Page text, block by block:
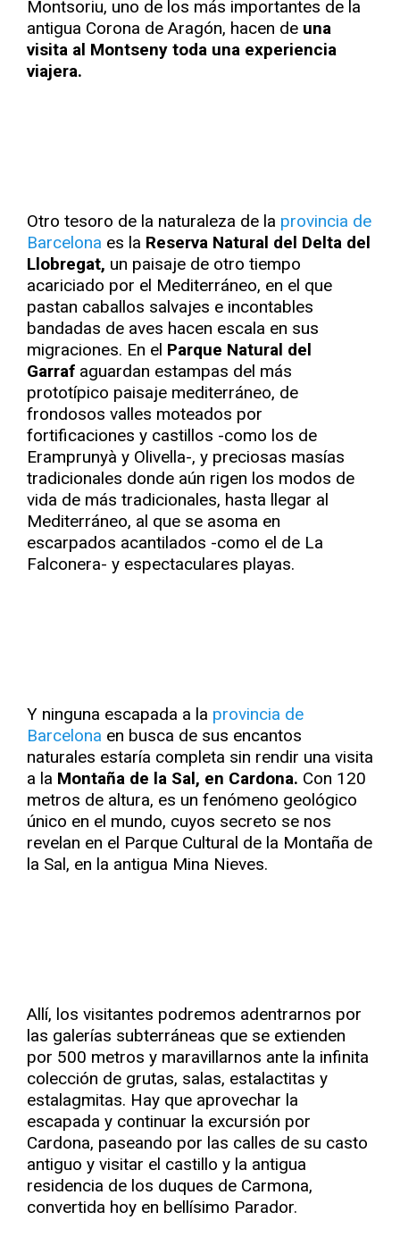
Montsoriu, uno de los más importantes de la
antigua Corona de Aragón, hacen de una
visita al Montseny toda una experiencia
viajera.
Otro tesoro de la naturaleza de la provincia de
Barcelona es la Reserva Natural del Delta del
Llobregat, un paisaje de otro tiempo
acariciado por el Mediterráneo, en el que
pastan caballos salvajes e incontables
bandadas de aves hacen escala en sus
migraciones. En el Parque Natural del
Garraf aguardan estampas del más
prototípico paisaje mediterráneo, de
frondosos valles moteados por
fortificaciones y castillos -como los de
Eramprunyà y Olivella-, y preciosas masías
tradicionales donde aún rigen los modos de
vida de más tradicionales, hasta llegar al
Mediterráneo, al que se asoma en
escarpados acantilados -como el de La
Falconera- y espectaculares playas.
Y ninguna escapada a la provincia de
Barcelona en busca de sus encantos
naturales estaría completa sin rendir una visita
a la Montaña de la Sal, en Cardona. Con 120
metros de altura, es un fenómeno geológico
único en el mundo, cuyos secreto se nos
revelan en el Parque Cultural de la Montaña de
la Sal, en la antigua Mina Nieves.
Allí, los visitantes podremos adentrarnos por
las galerías subterráneas que se extienden
por 500 metros y maravillarnos ante la infinita
colección de grutas, salas, estalactitas y
estalagmitas. Hay que aprovechar la
escapada y continuar la excursión por
Cardona, paseando por las calles de su casto
antiguo y visitar el castillo y la antigua
residencia de los duques de Carmona,
convertida hoy en bellísimo Parador.